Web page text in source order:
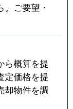
ご要望・
ら概算を提
定価格を提
却物件を調